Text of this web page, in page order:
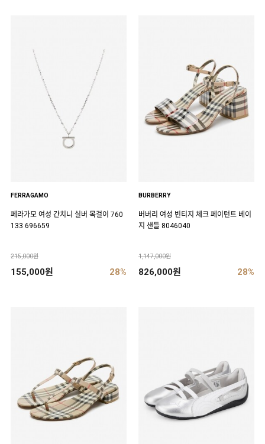
FERRAGAMO
페라가모 여성 간치니 실버 목걸이 760
133 696659
215,000원
155,000원 28%
BURBERRY
버버리 여성 빈티지 체크 페이턴트 베이
지 샌들 8046040
1,147,000원
826,000원 28%